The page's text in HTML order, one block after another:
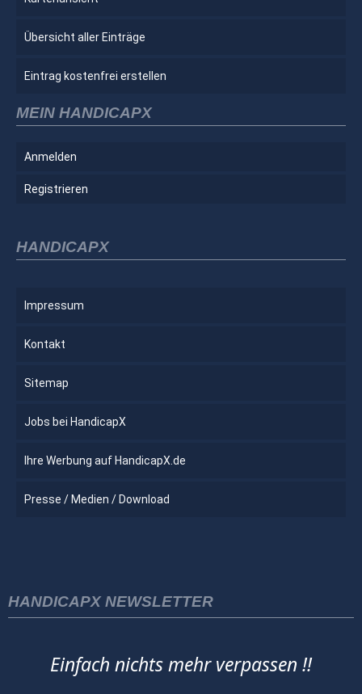
Übersicht aller Einträge
Eintrag kostenfrei erstellen
MEIN HANDICAPX
Anmelden
Registrieren
HANDICAPX
Impressum
Kontakt
Sitemap
Jobs bei HandicapX
Ihre Werbung auf HandicapX.de
Presse / Medien / Download
HANDICAPX NEWSLETTER
Einfach nichts mehr verpassen !!